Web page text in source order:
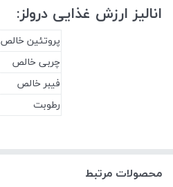
انالیز ارزش غذایی درولز:
پروتئین خالص
چربی خالص
فیبر خالص
رطوبت
محصولات مرتبط